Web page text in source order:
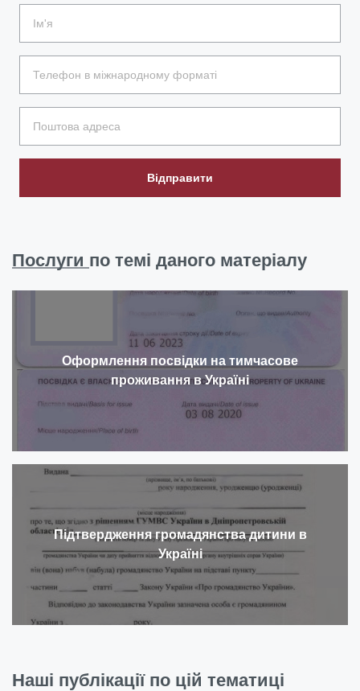
Відправити
Послуги по темі даного матеріалу
Оформлення посвідки на тимчасове
проживання в Україні
Підтвердження громадянства дитини в
Україні
Наші публікації по цій тематиці